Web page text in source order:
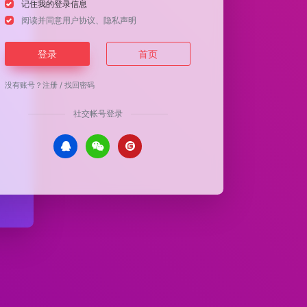
记住我的登录信息
阅读并同意用户协议 、隐私声明
登录 首页
没有账号？注册 /找回密码
社交帐号登录